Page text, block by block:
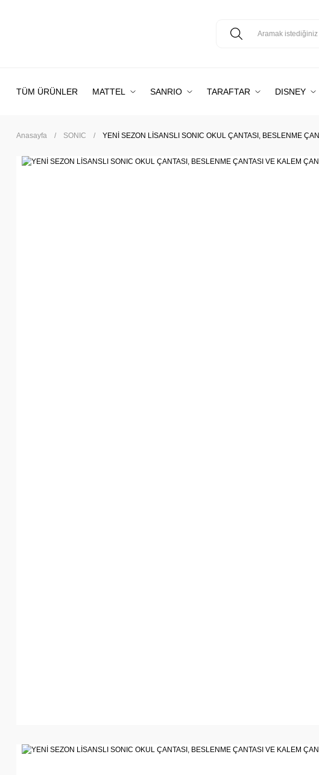
TÜM ÜRÜNLER MATTEL SANRIO TARAFTAR DISNEY
Anasayfa SONIC YENİ SEZON LİSANSLI SONIC OKUL ÇANTASI, BESLENME